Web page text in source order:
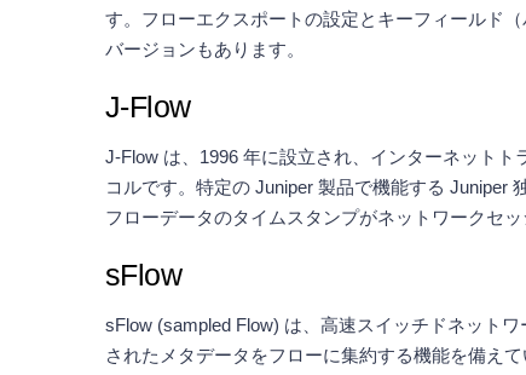
す。フローエクスポートの設定とキーフィールド
バージョンもあります。
J-Flow
J-Flow は、1996 年に設立され、インターネット
コルです。特定の Juniper 製品で機能する Juniper
フローデータのタイムスタンプがネットワークセ
sFlow
sFlow (sampled Flow) は、高速スイッチドネット
されたメタデータをフローに集約する機能を備え